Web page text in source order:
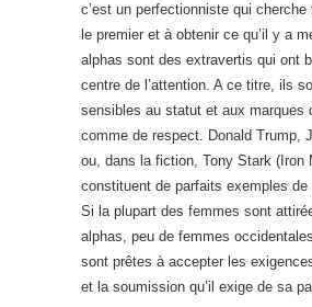
c’est un perfectionniste qui cherche
le premier et à obtenir ce qu’il y a
alphas sont des extravertis qui ont
centre de l’attention. A ce titre, ils
sensibles au statut et aux marques
comme de respect. Donald Trump,
ou, dans la fiction, Tony Stark (Iron
constituent de parfaits exemples de
Si la plupart des femmes sont
alphas, peu de femmes
sont prêtes à accepter les
et la soumission qu’il exige de sa